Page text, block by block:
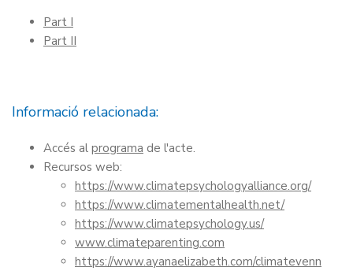
Part I
Part II
Informació relacionada:
Accés al programa de l'acte.
Recursos web:
https://www.climatepsychologyalliance.org/
https://www.climatementalhealth.net/
https://www.climatepsychology.us/
www.climateparenting.com
https://www.ayanaelizabeth.com/climatevenn